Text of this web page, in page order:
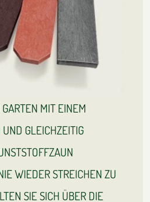
MIT EINEM
GLEICHZEITIG
WIEDER STREICHEN ZU
SIE SICH ÜBER DIE